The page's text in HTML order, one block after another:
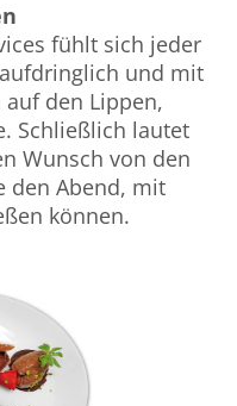
fühlt sich jeder
und mit
den Lippen,
Schließlich lautet
Wunsch von den
den Abend, mit
können.